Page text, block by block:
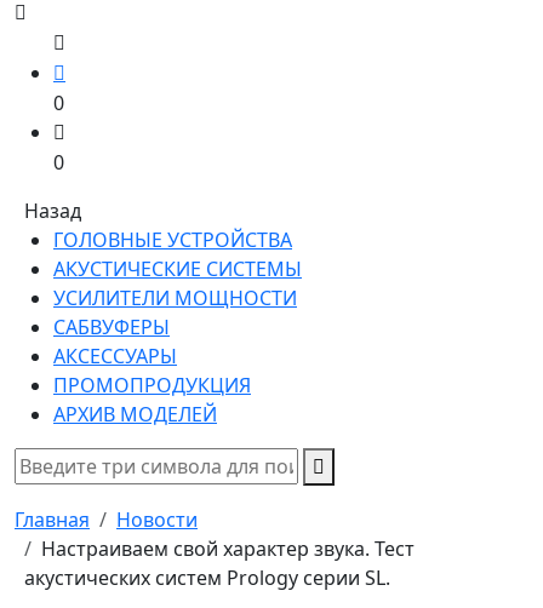
0
0
Назад
ГОЛОВНЫЕ УСТРОЙСТВА
АКУСТИЧЕСКИЕ СИСТЕМЫ
УСИЛИТЕЛИ МОЩНОСТИ
САБВУФЕРЫ
АКСЕССУАРЫ
ПРОМОПРОДУКЦИЯ
АРХИВ МОДЕЛЕЙ
Главная
Новости
Настраиваем свой характер звука. Тест
акустических систем Prology серии SL.